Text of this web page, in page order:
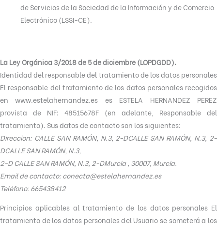
de Servicios de la Sociedad de la Información y de Comercio
Electrónico (LSSI-CE).
La Ley Orgánica 3/2018 de 5 de diciembre (LOPDGDD).
Identidad del responsable del tratamiento de los datos personales
El responsable del tratamiento de los datos personales recogidos
en www.estelahernandez.es es ESTELA HERNANDEZ PEREZ
provista de NIF: 48515678F (en adelante, Responsable del
tratamiento). Sus datos de contacto son los siguientes:
Direccion: CALLE SAN RAMÓN, N.3, 2-DCALLE SAN RAMÓN, N.3, 2-
DCALLE SAN RAMÓN, N.3,
2-D CALLE SAN RAMÓN, N.3, 2-DMurcia , 30007, Murcia.
Email de contacto: conecta@estelahernandez.es
Teléfono: 665438412
Principios aplicables al tratamiento de los datos personales El
tratamiento de los datos personales del Usuario se someterá a los